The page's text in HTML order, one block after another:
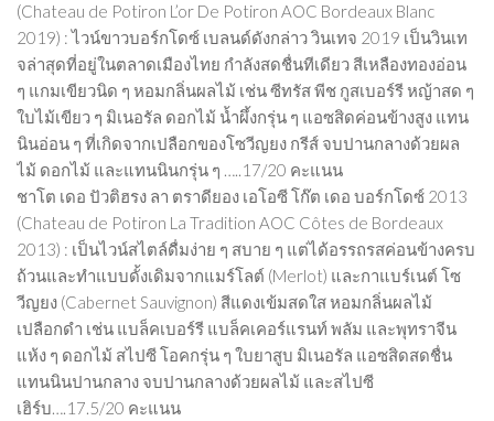
(Chateau de Potiron L’or De Potiron AOC Bordeaux Blanc
2019) : ไวน์ขาวบอร์กโดซ์ เบลนด์ดังกล่าว วินเทจ 2019 เป็นวินเท
จล่าสุดที่อยู่ในตลาดเมืองไทย กำลังสดชื่นทีเดียว สีเหลืองทองอ่อน
ๆ แกมเขียวนิด ๆ หอมกลิ่นผลไม้ เช่น ซีทรัส พีช กูสเบอร์รี หญ้าสด ๆ
ใบไม้เขียว ๆ มิเนอรัล ดอกไม้ น้ำผึ้งกรุ่น ๆ แอซสิดค่อนข้างสูง แทน
นินอ่อน ๆ ที่เกิดจากเปลือกของโซวีญยง กรีส์ จบปานกลางด้วยผล
ไม้ ดอกไม้ และแทนนินกรุ่น ๆ …..17/20 คะแนน
ชาโต เดอ ปัวติฮรง ลา ตราดียอง เอโอซี โก๊ต เดอ บอร์กโดซ์ 2013
(Chateau de Potiron La Tradition AOC Côtes de Bordeaux
2013) : เป็นไวน์สไตล์ดื่มง่าย ๆ สบาย ๆ แต่ได้อรรถรสค่อนข้างครบ
ถ้วนและทำแบบดั้งเดิมจากแมร์โลต์ (Merlot) และกาแบร์เนต์ โซ
วีญยง (Cabernet Sauvignon) สีแดงเข้มสดใส หอมกลิ่นผลไม้
เปลือกดำ เช่น แบล็คเบอร์รี แบล็คเคอร์แรนท์ พลัม และพุทราจีน
แห้ง ๆ ดอกไม้ สไปซี โอคกรุ่น ๆ ใบยาสูบ มิเนอรัล แอซสิดสดชื่น
แทนนินปานกลาง จบปานกลางด้วยผลไม้ และสไปซี
เฮิร์บ….17.5/20 คะแนน